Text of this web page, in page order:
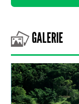
GALERIE